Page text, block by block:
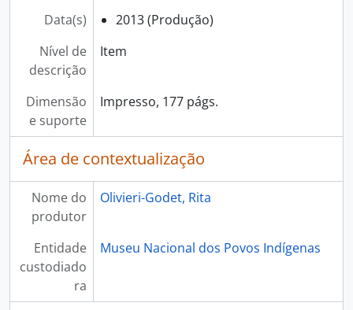
Data(s)
2013 (Produção)
Nível de
descrição
Item
Dimensão
e suporte
Impresso, 177 págs.
Área de contextualização
Nome do
produtor
Olivieri-Godet, Rita
Entidade
custodiado
ra
Museu Nacional dos Povos Indígenas